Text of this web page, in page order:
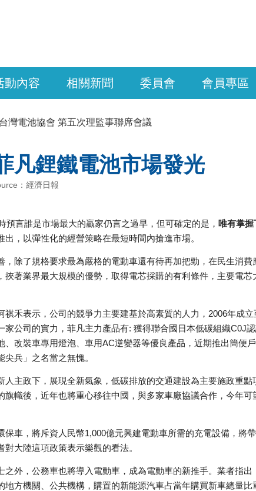
動內容 相關新聞 委員會 會員專區
灣電池協會 第五次理監事聯席會議
凡鋰鐵電池市場發光
：經濟日報
預言誰是市場最大的贏家仍言之過早，但可確定的是， 唯有掌
，以彈性化的經營策略在最短時間內搶進市場。
，除了規格要求最為嚴格的電動車還有待再加把勁，在民生消
挾著業界最大規模的優勢，取得電芯採購的有利條件，主要電
祺禾表示，公司的競爭力主要建基於高素質的人力，2006年成
家公司的實力，菲凡主力產品有: 獲得聯合國日本低碳組織C0J
、改裝車專用燈泡、車用AC逆變器等優良產品，近期推出簡便
兵」之名當之無愧。
人主政下，展現全新氣象，低碳排放的交通建設為主要施政重
旗幟後，近年也將重心移往中國，與多家車廠協議合作，今年
保車，將斥資人民幣1,000億元興建電動車所需的充電設備，將
大陸這項政策表示樂觀的看法。
之外，公務車也將導入電動車，成為電動車的新推手。業者指
方機關、公共機構，購置的新能源汽車占當年購買新車總量比